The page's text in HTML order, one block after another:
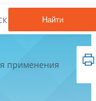
Найти
применения